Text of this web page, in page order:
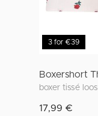
3 for €39
Boxershort
boxer tissé
17,99 €